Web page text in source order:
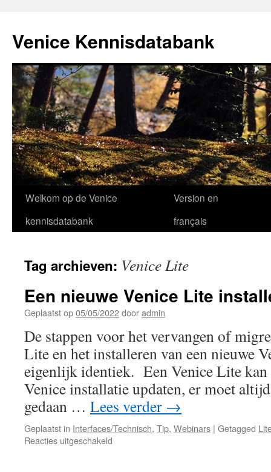
Venice Kennisdatabank
Ga
naar
inhoud
Welkom op de Venice
kennisdatabank
Version en
français
Tag archieven: Venice Lite
Een nieuwe Venice Lite
Geplaatst op05/05/2022dooradmin
De stappen voor het vervangen of
Lite en het installeren van een nieuwe
eigenlijk identiek. Een Venice Lite kan
Venice installatie updaten, er moet
gedaan … Lees verder →
Geplaatst in Interfaces/Technisch, Tip, Webinars | Getagged
Reacties uitgeschakeld